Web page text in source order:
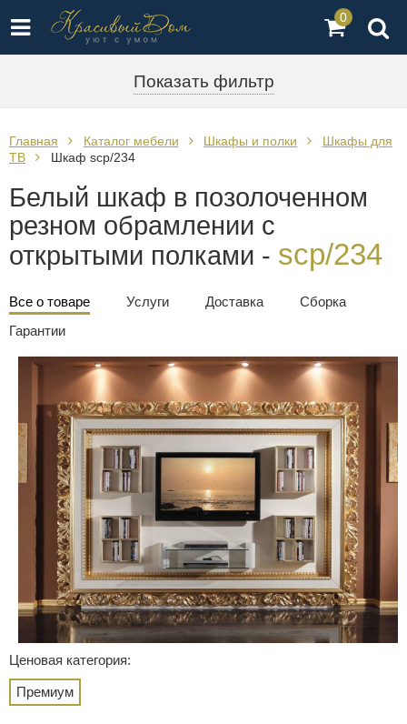
0
Показать фильтр
Главная Каталог мебели Шкафы и полки
Шкафы для
ТВ
Шкаф scp/234
Белый шкаф в позолоченном
резном обрамлении с
открытыми полками - scp/234
Все о товаре Услуги Доставка
Сборка
Гарантии
Ценовая категория:
Премиум